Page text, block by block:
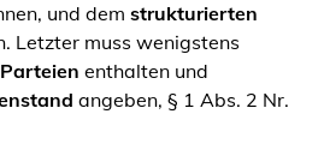
und dem strukturierten
Letzter muss wenigstens
enthalten und
angeben, § 1 Abs. 2 Nr.